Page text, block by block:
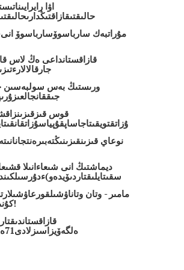
اۋا
مۇراتبەك سارباسوۆسارباسوۆ
قازاقستانداعى ەڭ لاس
ورىستىڭ بەس سولبەسىن
قوس
نوعاي
ديماشتىڭ انى شىعاءانىلا
كۇنىقۇتتىبولسىن!
ەلگەۆيزاسىزلادى71ەلگەباراالادى